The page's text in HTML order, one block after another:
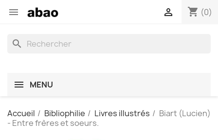
 shopping_cart (0)

search
MENU
Accueil Bibliophilie Livres illustrés
Biart (Lucien)
- Entre frères et soeurs.